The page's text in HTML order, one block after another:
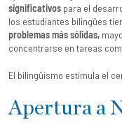
significativos para el
los estudiantes bilingües
problemas más sólidas,
concentrarse en tareas
El bilingüismo estimula el
Apertura a